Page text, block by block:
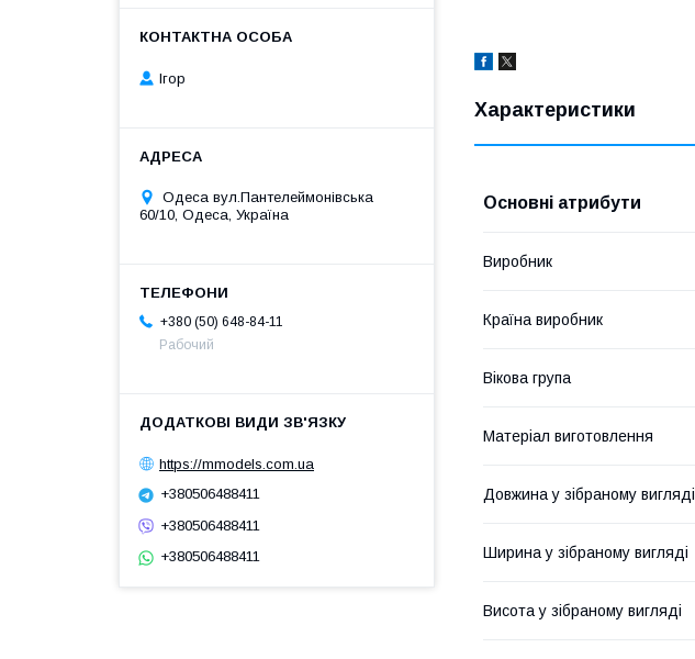
Характеристики
Основні атрибути
Виробник
Країна виробник
Вікова група
Матеріал виготовлення
Довжина у зібраному вигляді
Ширина у зібраному вигляді
Висота у зібраному вигляді
Ігор
Одеса вул.Пантелеймонівська
60/10, Одеса, Україна
+380 (50) 648-84-11
Рабочий
https://mmodels.com.ua
+380506488411
+380506488411
+380506488411